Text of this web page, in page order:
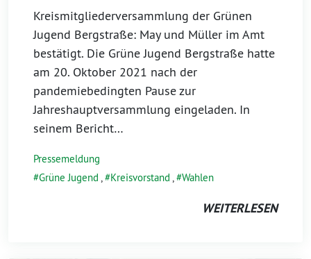
Kreismitgliederversammlung der Grünen
Jugend Bergstraße: May und Müller im Amt
bestätigt. Die Grüne Jugend Bergstraße hatte
am 20. Oktober 2021 nach der
pandemiebedingten Pause zur
Jahreshauptversammlung eingeladen. In
seinem Bericht…
Pressemeldung
Grüne Jugend , Kreisvorstand , Wahlen
WEITERLESEN